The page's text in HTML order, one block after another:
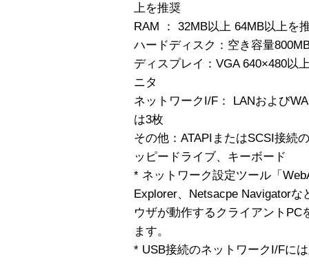
上を推奨
RAM ： 32MB以上 64MB以上を
ハードディスク：空き容量
ディスプレイ：VGA 640×480以
ニタ
ネットワークI/F： LANおよび
は3枚
その他：ATAPIまたはSCSI接続
ッピードライブ、キーボード
* ネットワーク設定ツール「
Explorer、Netsacpe Navigator
ウザが動作するクライアント
ます。
* USB接続のネットワークI/Fに